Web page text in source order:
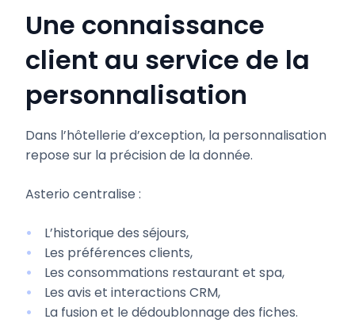
Une connaissance
client au service de la
personnalisation
Dans l’hôtellerie d’exception, la personnalisation
repose sur la précision de la donnée.
Asterio centralise :
L’historique des séjours,
Les préférences clients,
Les consommations restaurant et spa,
Les avis et interactions CRM,
La fusion et le dédoublonnage des fiches.